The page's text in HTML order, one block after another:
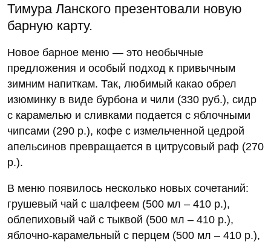
Тимура Ланского презентовали новую
барную карту.
Новое барное меню — это необычные
предложения и особый подход к привычным
зимним напиткам. Так, любимый какао обрел
изюминку в виде бурбона и чили (330 руб.), сидр
с карамелью и сливками подается с яблочными
чипсами (290 р.), кофе с измельченной цедрой
апельсинов превращается в цитрусовый раф (270
р.).
В меню появилось несколько новых сочетаний:
грушевый чай с шалфеем (500 мл – 410 р.),
облепиховый чай с тыквой (500 мл – 410 р.),
яблочно-карамельный с перцем (500 мл – 410 р.),